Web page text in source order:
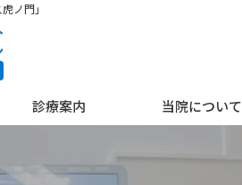
ノ門」
診療案内 当院について